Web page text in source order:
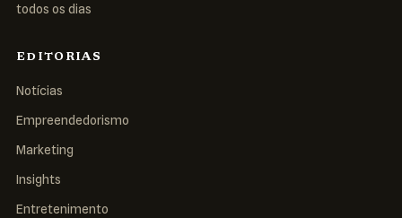
todos os dias
EDITORIAS
Notícias
Empreendedorismo
Marketing
Insights
Entretenimento